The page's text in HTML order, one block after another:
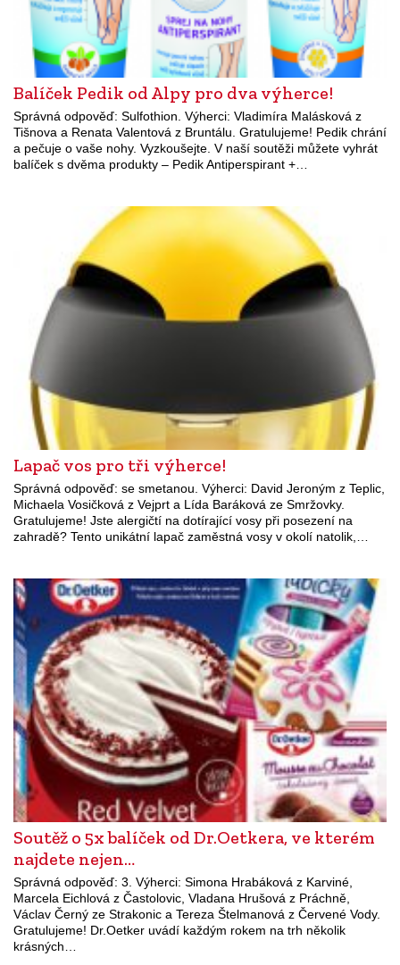
Balíček Pedik od Alpy pro dva výherce!
Správná odpověď: Sulfothion. Výherci: Vladimíra Malásková z
Tišnova a Renata Valentová z Bruntálu. Gratulujeme! Pedik chrání
a pečuje o vaše nohy. Vyzkoušejte. V naší soutěži můžete vyhrát
balíček s dvěma produkty – Pedik Antiperspirant +…
Lapač vos pro tři výherce!
Správná odpověď: se smetanou. Výherci: David Jeroným z Teplic,
Michaela Vosičková z Vejprt a Lída Baráková ze Smržovky.
Gratulujeme! Jste alergičtí na dotírající vosy při posezení na
zahradě? Tento unikátní lapač zaměstná vosy v okolí natolik,…
Soutěž o 5x balíček od Dr.Oetkera, ve kterém
najdete nejen…
Správná odpověď: 3. Výherci: Simona Hrabáková z Karviné,
Marcela Eichlová z Častolovic, Vladana Hrušová z Práchně,
Václav Černý ze Strakonic a Tereza Štelmanová z Červené Vody.
Gratulujeme! Dr.Oetker uvádí každým rokem na trh několik
krásných…